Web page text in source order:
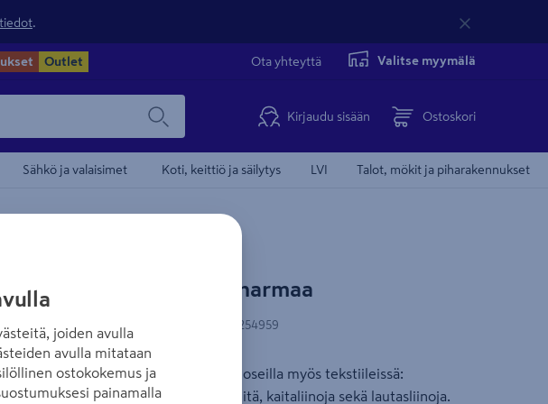
Outlet Ota yhteyttä Valitse myymälä
Kirjaudu sisään Ostoskori
Sähkö ja valaisimet Koti, keittiö ja säilytys LVI Talot, mökit ja piharakennukset
kaitaliina 40x140cm harmaa
502588071 EAN-koodi 7332962254959
kotiisi kauniilla Boråstapeterin kuoseilla myös tekstiileissä:
tyynynpäällisiä, keittiöpyyhkeitä, kaitaliinoja sekä lautasliinoja.
joiden avulla
avulla mitataan
ostokokemus ja
painamalla